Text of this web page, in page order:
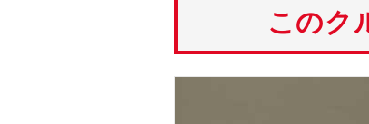
このク